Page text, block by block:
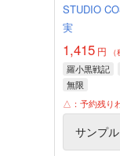
STUDIO
実
1,415 円
羅小黒戦記
無限
△：予約残り
サンプル